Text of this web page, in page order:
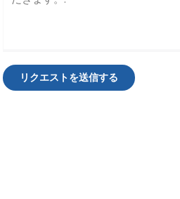
リクエストを送信する